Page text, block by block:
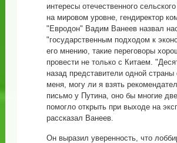
интересы отечественного
на мировом уровне, гендиректор
"Евродон" Вадим Ванеев назвал
"государственным подходом к
его мнению, такие переговоры
провести не только с Китаем.
назад представители одной страны
меня, могу ли я взять
письмо у Путина, оно бы многие
помогло открыть при выходе на
рассказал Ванеев.
Он выразил уверенность, что